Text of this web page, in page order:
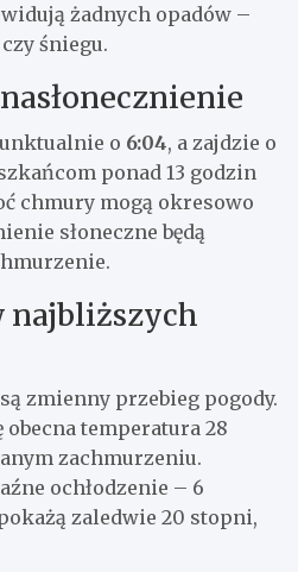
żadnych opadów –
śniegu.
o 6:04, a zajdzie o
ponad 13 godzin
chmury mogą okresowo
słoneczne będą
najbliższych
zmienny przebieg pogody.
temperatura 28
zachmurzeniu.
ochłodzenie – 6
zaledwie 20 stopni,